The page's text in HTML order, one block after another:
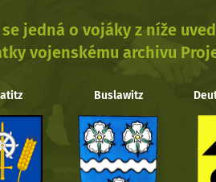
jedná o vojáky z níže
vojenskému archivu
Buslawitz